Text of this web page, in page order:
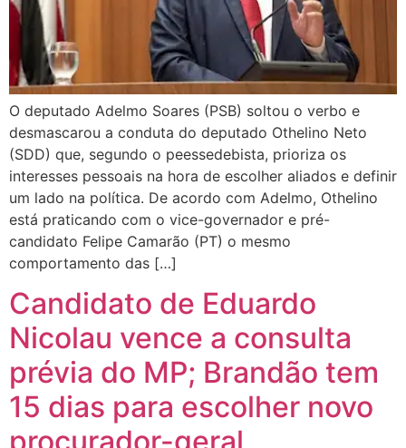
O deputado Adelmo Soares (PSB) soltou o verbo e
desmascarou a conduta do deputado Othelino Neto
(SDD) que, segundo o peessedebista, prioriza os
interesses pessoais na hora de escolher aliados e definir
um lado na política. De acordo com Adelmo, Othelino
está praticando com o vice-governador e pré-
candidato Felipe Camarão (PT) o mesmo
comportamento das […]
Candidato de Eduardo
Nicolau vence a consulta
prévia do MP; Brandão tem
15 dias para escolher novo